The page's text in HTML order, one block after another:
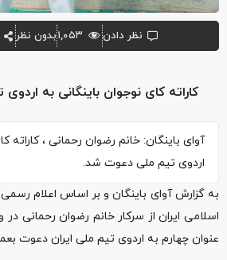
کاراته کای نوجوان باینگانی به
آوای باینگان: خانم رضوان رحمانی ، کاراته
اردوی تیم ملی دعوت شد.
نظر دادن ۱,۰۵۳بدون نظر
به گزارش آوای باینگان و بر اساس اعلام
عنوان چهارم به اردوی تیم ملی ایران دعوت